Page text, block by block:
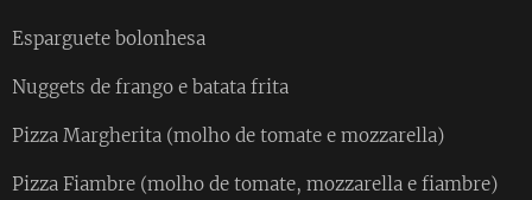
Esparguete bolonhesa
Nuggets de frango e batata frita
Pizza Margherita (molho de tomate e mozzarella)
Pizza Fiambre (molho de tomate, mozzarella e fiambre)